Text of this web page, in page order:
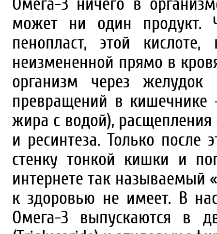
может ни один продукт.
пенопласт, этой
неизмененной прямо в
организм через
превращений в кишечнике
жира с водой),
и ресинтеза. Только после
стенку тонкой кишки и
интернете так называемый
к здоровью не имеет. В
Омега-3 выпускаются в